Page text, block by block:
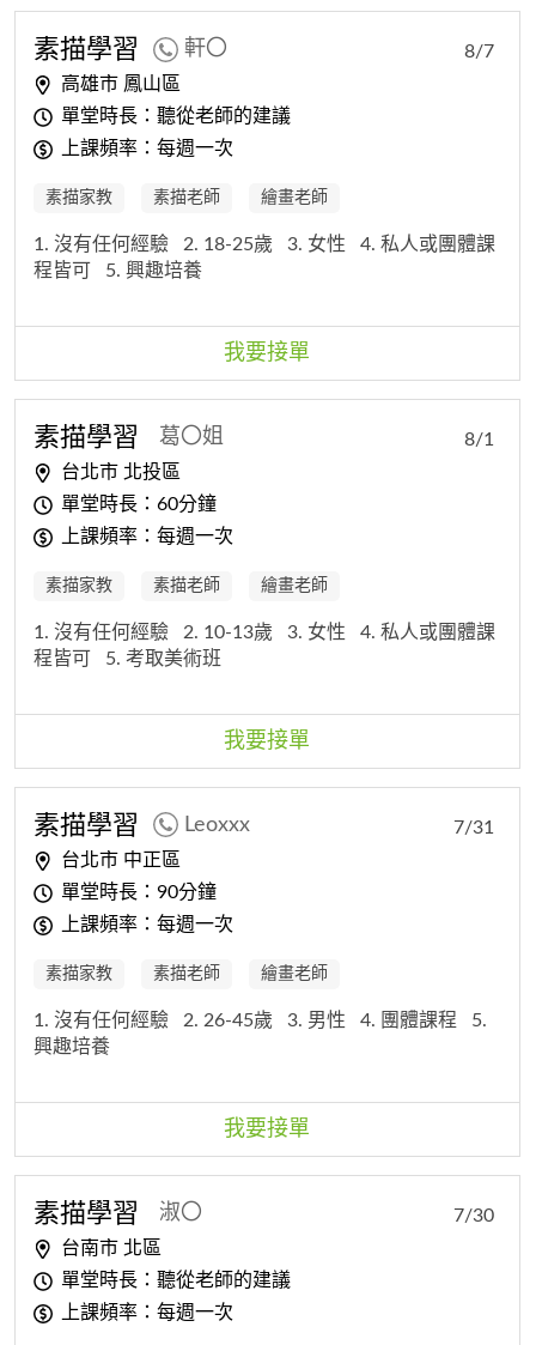
素描學習 軒〇
高雄市 鳳山區
單堂時長：聽從老師的建議
上課頻率：每週一次
8/7
素描家教 素描老師 繪畫老師
1. 沒有任何經驗 2. 18-25歲 3. 女性
4. 私人或團體課
程皆可
5. 興趣培養
我要接單
素描學習 葛〇姐
台北市 北投區
單堂時長：60分鐘
上課頻率：每週一次
8/1
素描家教 素描老師 繪畫老師
1. 沒有任何經驗 2. 10-13歲 3. 女性
4. 私人或團體課
程皆可
5. 考取美術班
我要接單
素描學習 Leoxxx
台北市 中正區
單堂時長：90分鐘
上課頻率：每週一次
7/31
素描家教 素描老師 繪畫老師
1. 沒有任何經驗 2. 26-45歲 3. 男性 4. 團體課程
5.
興趣培養
我要接單
素描學習 淑〇
台南市 北區
單堂時長：聽從老師的建議
上課頻率：每週一次
7/30